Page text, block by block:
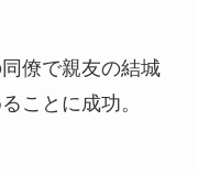
僚で親友の結城
ことに成功。